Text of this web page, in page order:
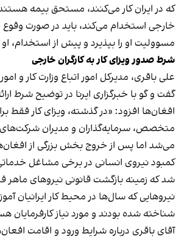
که در ایران کار می‌کنند، مستحق بیمه هستند.
خارجی استخدام می‌کند، باید در صورت وقوع
مسوولیت او را بپذیرد و پیش از استخدام، ا‌و
شرط صدور ویزای کار به کارگران خارجی
علی باقری، مدیرکل امور اتباع وزارت کار و
گفت و گو با خبرگزاری ایرنا در توضیح شرط
افغان‌ها افزود: «در گذشته، ویزای کار فقط
متخصص، سرمایه‌گذاران و مدیران
می‌شد اما پس از خروج بخش بزرگی از
کمبود نیروی انسانی در برخی مشاغل
شد که زمینه‌ بازگشت قانونی نیروهای ماهر
نیروهایی که سال‌ها در محیط کار ایرانیان
شناخته شده بودند و مورد نیاز کارفرمایان
آقای باقری درباره شرایط ورود و اقامت